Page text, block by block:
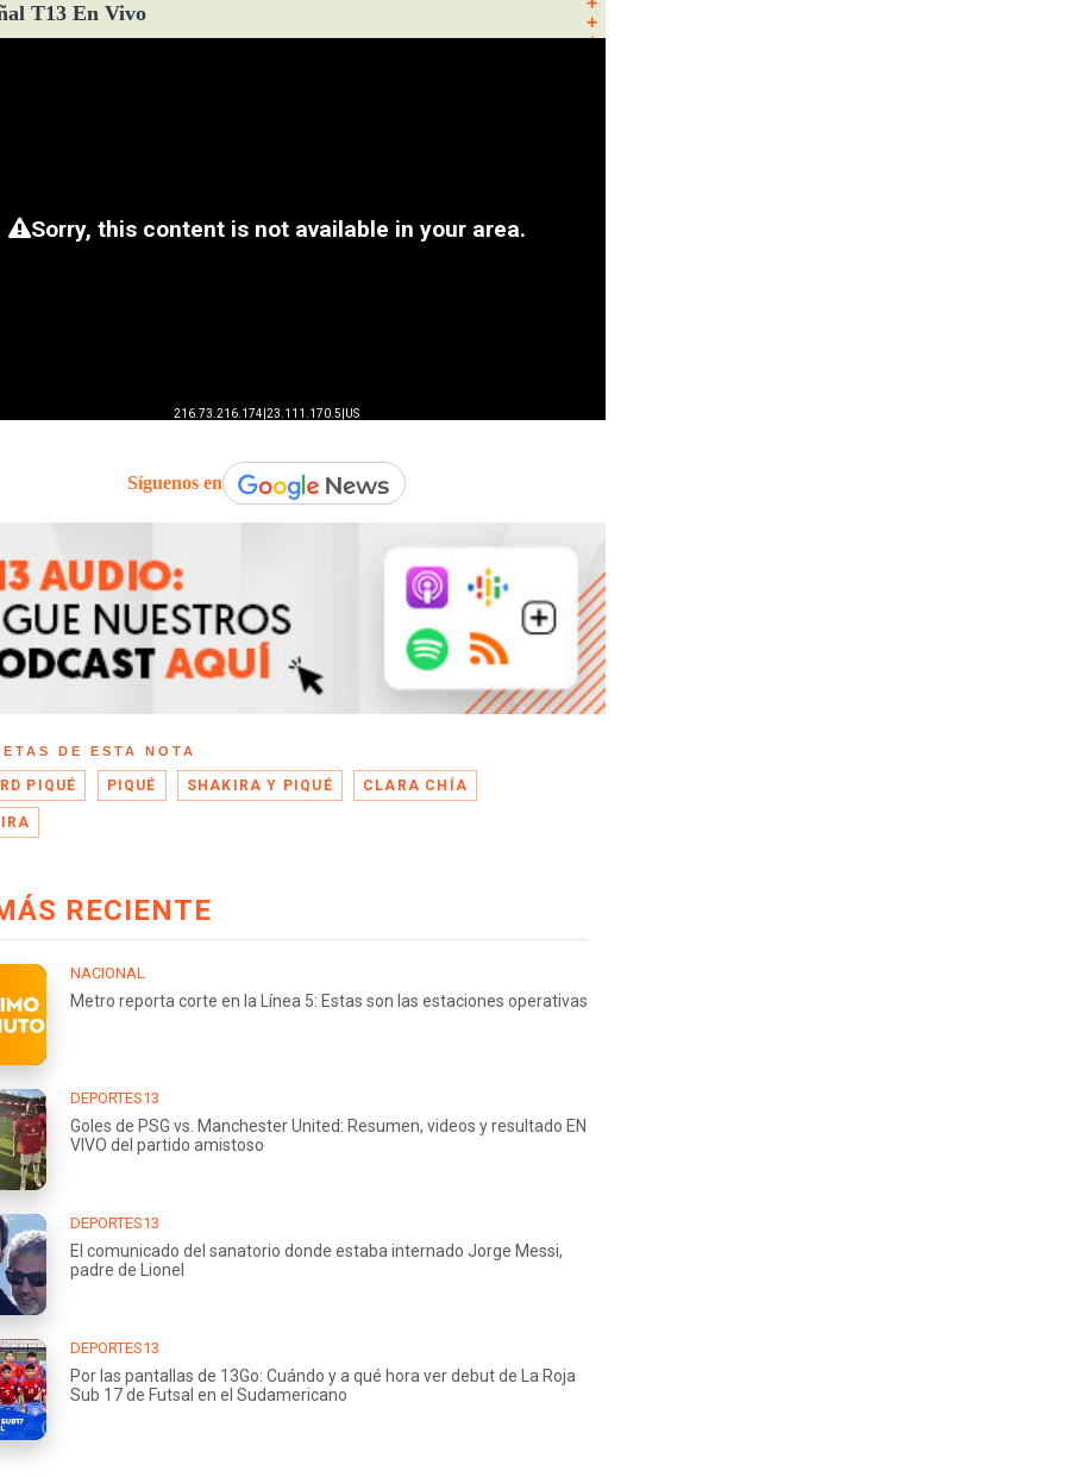
T13 En Vivo
Síguenos en
DE ESTA NOTA
PIQUÉ PIQUÉ SHAKIRA Y PIQUÉ CLARA CHÍA
RECIENTE
NACIONAL
Metro reporta corte en la Línea 5: Estas son las estaciones operativas
DEPORTES13
Goles de PSG vs. Manchester United: Resumen, videos y resultado EN
VIVO del partido amistoso
DEPORTES13
El comunicado del sanatorio donde estaba internado Jorge Messi,
padre de Lionel
DEPORTES13
Por las pantallas de 13Go: Cuándo y a qué hora ver debut de La Roja
Sub 17 de Futsal en el Sudamericano